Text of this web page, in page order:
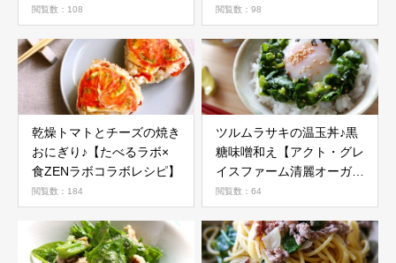
閲覧数：108 閲覧数：98
乾燥トマトとチーズの焼き
おにぎり♪【たべるラボ×
食ZENラボコラボレシピ】
閲覧数：184
ツルムラサキの温玉丼♪黒
糖味噌和え【アクト・グレ
イスファーム清麗オーガニ
ック野菜活用レシピ】
閲覧数：64